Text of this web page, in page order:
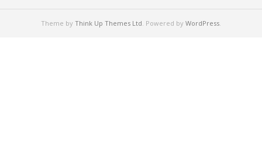
Theme by Think Up Themes Ltd . Powered by WordPress